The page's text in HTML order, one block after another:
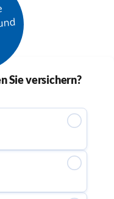
Sie versichern?